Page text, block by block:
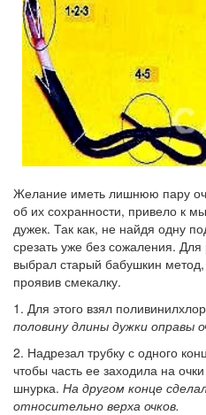
Желание иметь лишнюю пару
об их сохранности, привело к
дужек. Так как, не найдя одну
срезать уже без сожаления.
выбрал старый бабушкин
проявив смекалку.
1. Для этого взял
половину длины дужки оправы
2. Надрезал трубку с одного
чтобы часть ее заходила на
шнурка. На другом конце
относительно верха очков.